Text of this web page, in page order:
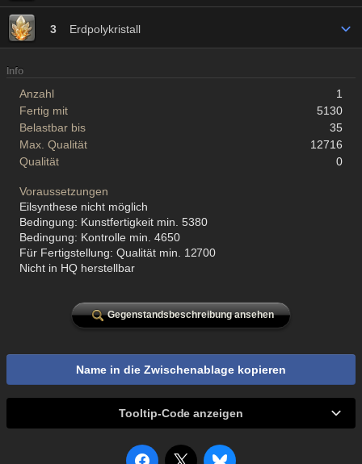
3 Erdpolykristall
Info
Anzahl
1
Fertig mit
5130
Belastbar bis
35
Max. Qualität
12716
Qualität
0
Voraussetzungen
Eilsynthese nicht möglich
Bedingung: Kunstfertigkeit min. 5380
Bedingung: Kontrolle min. 4650
Für Fertigstellung: Qualität min. 12700
Nicht in HQ herstellbar
Gegenstandsbeschreibung ansehen
Name in die Zwischenablage kopieren
Tooltip-Code anzeigen